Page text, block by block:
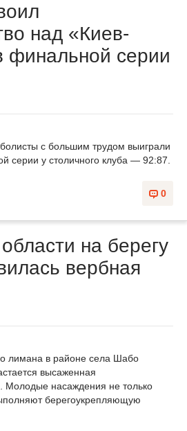
над «Киев-
финальной серии
с большим трудом выиграли
серии у столичного клуба — 92:87.
0
на берегу
вербная
лимана в районе села Шабо
высаженная
Молодые насаждения не только
берегоукрепляющую